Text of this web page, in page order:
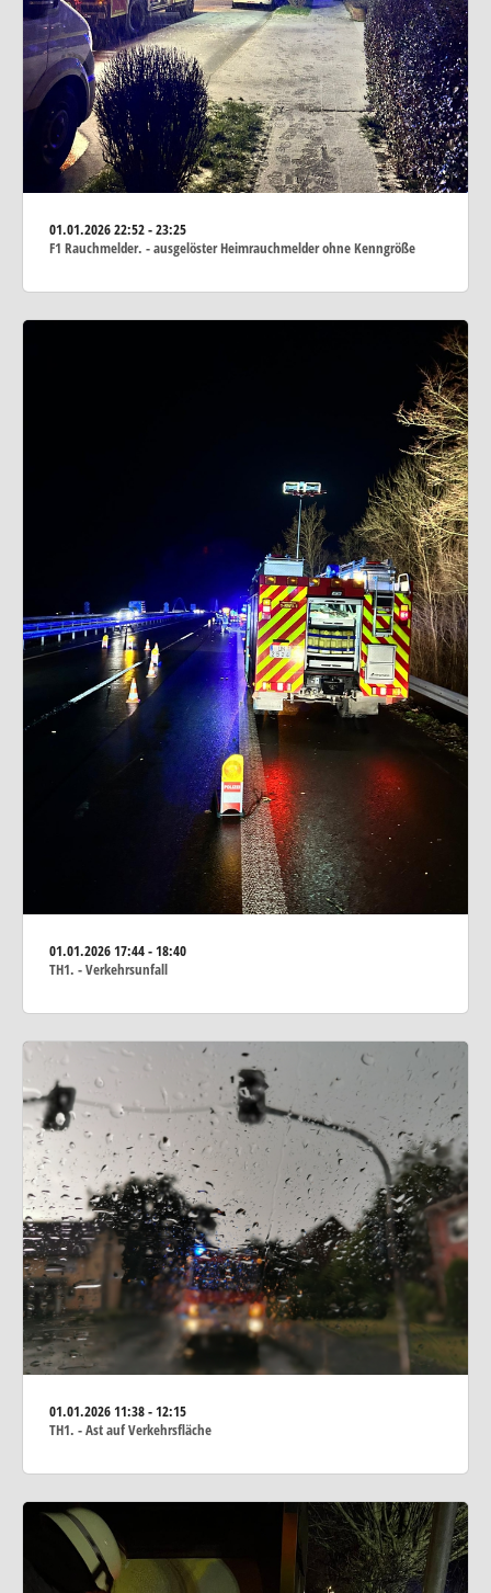
01.01.202622:52 - 23:25
F1 Rauchmelder. - ausgelöster Heimrauchmelder ohne Kenngröße
01.01.202617:44 - 18:40
TH1. - Verkehrsunfall
01.01.202611:38 - 12:15
TH1. - Ast auf Verkehrsfläche